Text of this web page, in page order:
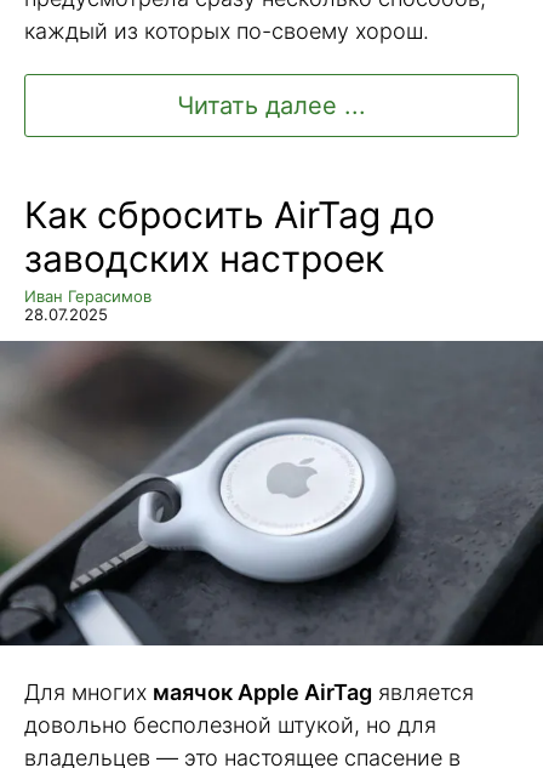
каждый из которых по-своему хорош.
Читать далее ...
Как сбросить AirTag до
заводских настроек
Иван Герасимов
28.07.2025
Для многих маячок Apple AirTag является
довольно бесполезной штукой, но для
владельцев — это настоящее спасение в